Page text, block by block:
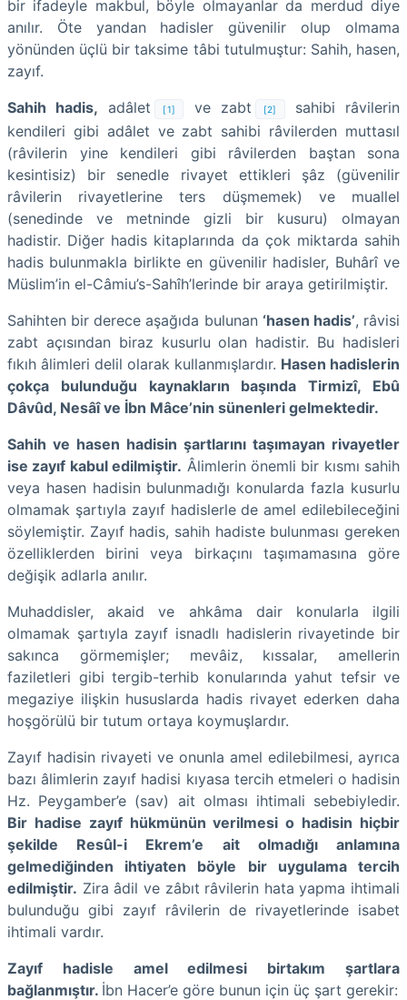
bir ifadeyle makbul, böyle olmayanlar da merdud diye
anılır. Öte yandan hadisler güvenilir olup olmama
yönünden üçlü bir taksime tâbi tutulmuştur: Sahih, hasen,
zayıf.
Sahih hadis, adâlet [1] ve zabt [2]
sahibi râvilerin
kendileri gibi adâlet ve zabt sahibi râvilerden muttasıl
(râvilerin yine kendileri gibi râvilerden baştan sona
kesintisiz) bir senedle rivayet ettikleri şâz (güvenilir
râvilerin rivayetlerine ters düşmemek) ve muallel
(senedinde ve metninde gizli bir kusuru) olmayan
hadistir. Diğer hadis kitaplarında da çok miktarda sahih
hadis bulunmakla birlikte en güvenilir hadisler, Buhârî ve
Müslim’in el-Câmiu’s-Sahîh’lerinde bir araya getirilmiştir.
Sahihten bir derece aşağıda bulunan ‘hasen hadis’, râvisi
zabt açısından biraz kusurlu olan hadistir. Bu hadisleri
fıkıh âlimleri delil olarak kullanmışlardır. Hasen hadislerin
çokça bulunduğu kaynakların başında Tirmizî, Ebû
Dâvûd, Nesâî ve İbn Mâce’nin sünenleri gelmektedir.
Sahih ve hasen hadisin şartlarını taşımayan rivayetler
ise zayıf kabul edilmiştir. Âlimlerin önemli bir kısmı sahih
veya hasen hadisin bulunmadığı konularda fazla kusurlu
olmamak şartıyla zayıf hadislerle de amel edilebileceğini
söylemiştir. Zayıf hadis, sahih hadiste bulunması gereken
özelliklerden birini veya birkaçını taşımamasına göre
değişik adlarla anılır.
Muhaddisler, akaid ve ahkâma dair konularla ilgili
olmamak şartıyla zayıf isnadlı hadislerin rivayetinde bir
sakınca görmemişler; mevâiz, kıssalar, amellerin
faziletleri gibi tergib-terhib konularında yahut tefsir ve
megaziye ilişkin hususlarda hadis rivayet ederken daha
hoşgörülü bir tutum ortaya koymuşlardır.
Zayıf hadisin rivayeti ve onunla amel edilebilmesi, ayrıca
bazı âlimlerin zayıf hadisi kıyasa tercih etmeleri o hadisin
Hz. Peygamber’e (sav) ait olması ihtimali sebebiyledir.
Bir hadise zayıf hükmünün verilmesi o hadisin hiçbir
şekilde Resûl-i Ekrem’e ait olmadığı anlamına
gelmediğinden ihtiyaten böyle bir uygulama tercih
edilmiştir. Zira âdil ve zâbıt râvilerin hata yapma ihtimali
bulunduğu gibi zayıf râvilerin de rivayetlerinde isabet
ihtimali vardır.
Zayıf hadisle amel edilmesi birtakım şartlara
bağlanmıştır. İbn Hacer’e göre bunun için üç şart gerekir: